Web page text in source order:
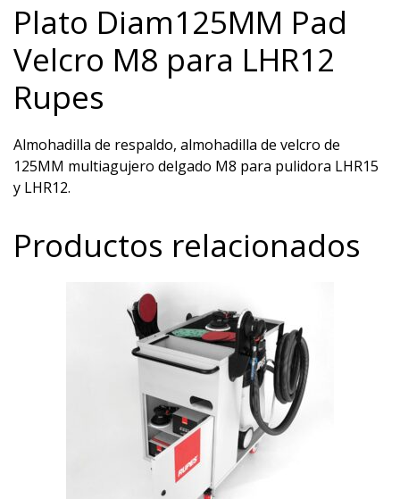
Plato Diam125MM Pad
Velcro M8 para LHR12
Rupes
Almohadilla de respaldo, almohadilla de velcro de
125MM multiagujero delgado M8 para pulidora LHR15
y LHR12.
Productos relacionados